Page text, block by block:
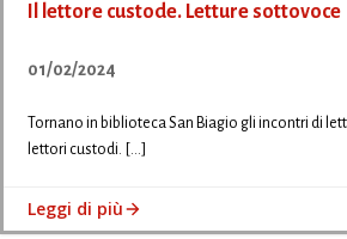
Il lettore custode. Letture sottovoce
01/02/2024
Tornano in biblioteca San Biagio gli incontri di
lettori custodi. […]
Leggi di più